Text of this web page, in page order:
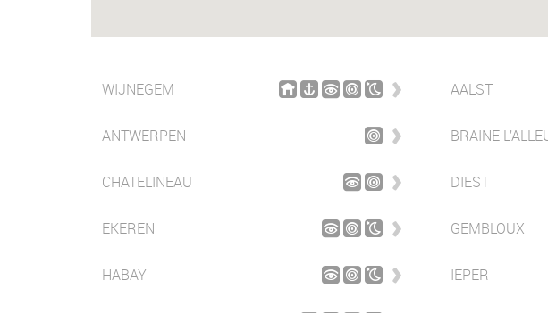
WIJNEGEM AALST
ANTWERPEN BRAINE
CHATELINEAU DIEST
EKEREN GEMBLOUX
HABAY IEPER